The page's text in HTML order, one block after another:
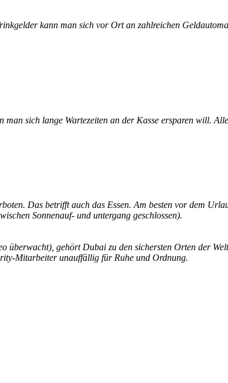
kann man sich vor Ort an zahlreichen
sich lange Wartezeiten an der Kasse ersparen will.
Das betrifft auch das Essen. Am besten vor dem
Sonnenauf- und untergang geschlossen).
gehört Dubai zu den sichersten Orten der
Mitarbeiter unauffällig für Ruhe und Ordnung.